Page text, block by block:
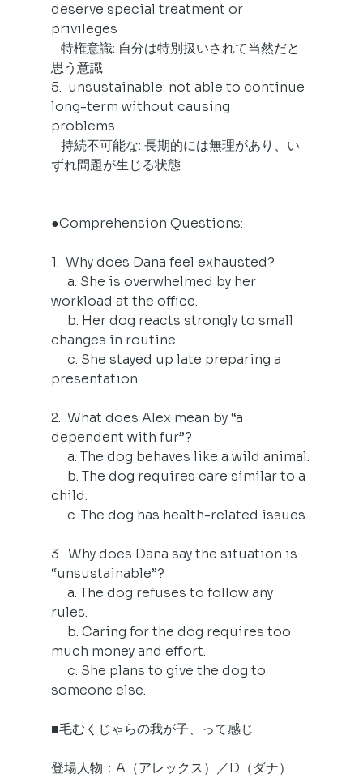
deserve special treatment or
privileges
特権意識: 自分は特別扱いされて当然だと
思う意識
5.  unsustainable: not able to continue
long-term without causing
problems
持続不可能な: 長期的には無理があり、い
ずれ問題が生じる状態
●Comprehension Questions:
1.  Why does Dana feel exhausted?
a. She is overwhelmed by her
workload at the office.
b. Her dog reacts strongly to small
changes in routine.
c. She stayed up late preparing a
presentation.
2.  What does Alex mean by “a
dependent with fur”?
a. The dog behaves like a wild animal.
b. The dog requires care similar to a
child.
c. The dog has health-related issues.
3.  Why does Dana say the situation is
“unsustainable”?
a. The dog refuses to follow any
rules.
b. Caring for the dog requires too
much money and effort.
c. She plans to give the dog to
someone else.
■毛むくじゃらの我が子、って感じ
登場人物：A（アレックス）／D（ダナ）